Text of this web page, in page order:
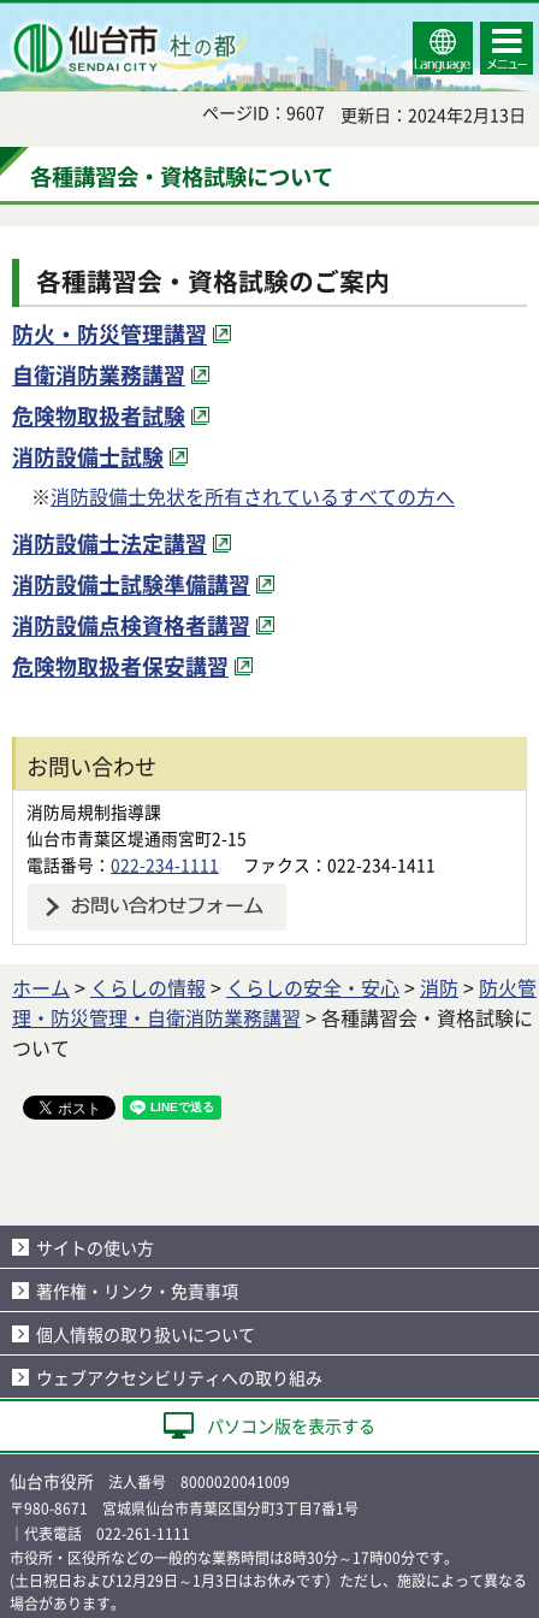
Select
Language
コンテ
ンツメ
ニュー
ページID：9607 更新日：2024年2月13日
各種講習会・資格試験について
各種講習会・資格試験のご案内
防火・防災管理講習
自衛消防業務講習
危険物取扱者試験
消防設備士試験
※消防設備士免状を所有されているすべての方へ
消防設備士法定講習
消防設備士試験準備講習
消防設備点検資格者講習
危険物取扱者保安講習
お問い合わせ
消防局規制指導課
仙台市青葉区堤通雨宮町2-15
電話番号： 022-234-1111 ファクス：022-234-1411
ホーム > くらしの情報 > くらしの安全・安心> 消防> 防火管
理・防災管理・自衛消防業務講習 > 各種講習会・資格試験に
ついて
サイトの使い方
著作権・リンク・免責事項
個人情報の取り扱いについて
ウェブアクセシビリティへの取り組み
パソコン版を表示する
仙台市役所 法人番号 8000020041009
〒980-8671 宮城県仙台市青葉区国分町3丁目7番1号
｜代表電話 022-261-1111
市役所・区役所などの一般的な業務時間は8時30分～17時00分です。
(土日祝日および12月29日～1月3日はお休みです）ただし、施設によって異なる
場合があります。